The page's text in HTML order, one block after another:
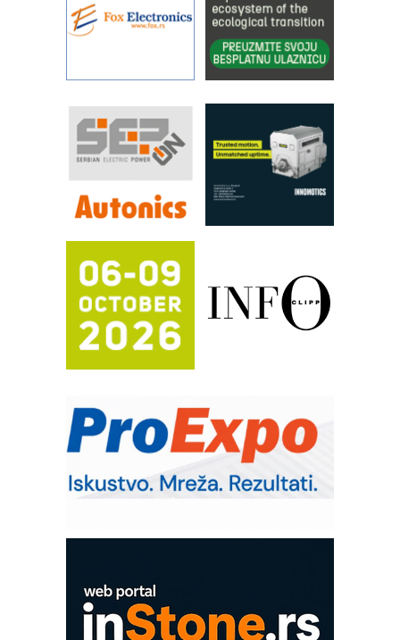
YAMADA pumpe – japanska
pouzdanost u transferu fluida
Filtration Group Industrial – Napredna
rešenja za filtraciju u hidrauličkim i
RILINEX kompanije Rittal
FANUC: Najbolje za vašu pametnu
automatizaciju
Efikasno upravljanje energijom
Automatizacija pakovanja · Display
Potpuna efikasnost bez složenih
sistema
Trajna oznaka kao dugoročna korist
Bezbednost na prvom mestu!
IB BLUMENAUER - više od 40 godina
poverenja u industriji
– Pametna signalizacija za efikasnije
upravljanje mašinama
Sigurnije ispitivanje transformatora u
solarnim elektranama i vetroparkovima
Pranje točkova na gradilištu- standard
Proizvodnja iC7 Hybrid 1500 VDC
COMBYPACK
EVOKS Maintenance Management